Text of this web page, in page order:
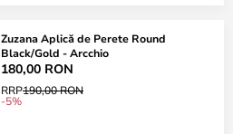
Zuzana Aplică de Perete Round
Black/Gold - Arcchio
180,00 RON
RRP190,00 RON
-5%